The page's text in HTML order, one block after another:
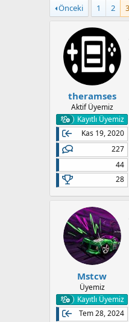
Önceki 1 2 3
theramses
Aktif Üyemiz
Kayıtlı Üyemiz
Kas 19, 2020
227
44
28
Mstcw
Üyemiz
Kayıtlı Üyemiz
Tem 28, 2024